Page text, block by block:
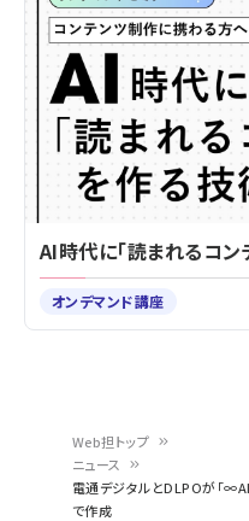
Web担トップ
ニュース
電通デジタルとDLPOが「
で作成
AI時代に「読まれるコン
オンデマンド講座